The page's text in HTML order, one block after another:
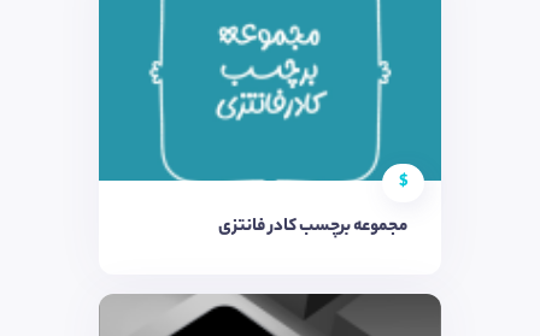
$
مجموعه برچسب کادر فانتزی